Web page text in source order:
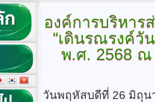
องค์การบริหาร
“เดินรณรงค์วั
พ.ศ. 2568 ณ
วันพฤหัสบดีที่ 26 มิถุน